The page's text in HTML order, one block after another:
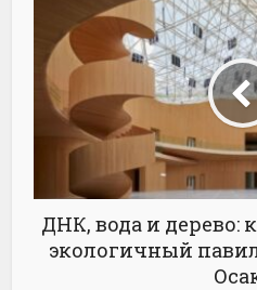
ДНК, вода и дерево:
экологичный